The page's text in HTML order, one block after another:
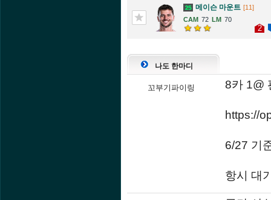
메이슨 마운트 [11]
72
70
2
나도 한마디
꼬부기파이링 8카 1@
https://
6/27 기
항시 대